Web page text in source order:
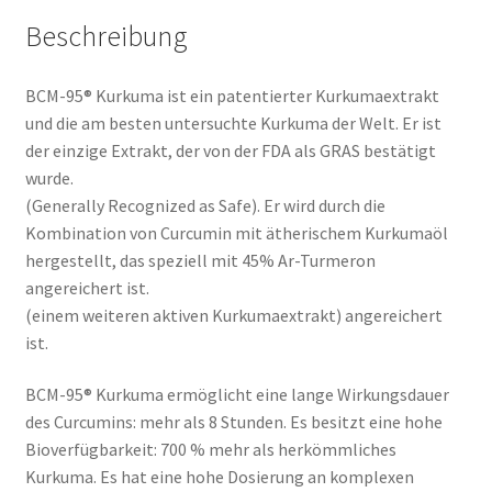
Beschreibung
BCM-95® Kurkuma ist ein patentierter Kurkumaextrakt
und die am besten untersuchte Kurkuma der Welt. Er ist
der einzige Extrakt, der von der FDA als GRAS bestätigt
wurde.
(Generally Recognized as Safe). Er wird durch die
Kombination von Curcumin mit ätherischem Kurkumaöl
hergestellt, das speziell mit 45% Ar-Turmeron
angereichert ist.
(einem weiteren aktiven Kurkumaextrakt) angereichert
ist.
BCM-95® Kurkuma ermöglicht eine lange Wirkungsdauer
des Curcumins: mehr als 8 Stunden. Es besitzt eine hohe
Bioverfügbarkeit: 700 % mehr als herkömmliches
Kurkuma. Es hat eine hohe Dosierung an komplexen